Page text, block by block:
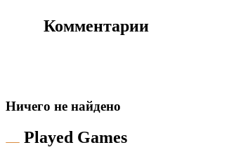
Комментарии
Hичего не найдено
Played Games